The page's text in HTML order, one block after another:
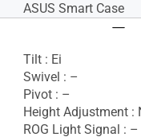
ASUS Smart Case
Tilt : Ei
Swivel : –
Pivot : –
Height Adjustment :
ROG Light Signal : –